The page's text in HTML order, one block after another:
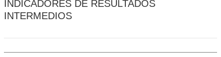
INDICADORES DE RESULTADOS
INTERMEDIOS